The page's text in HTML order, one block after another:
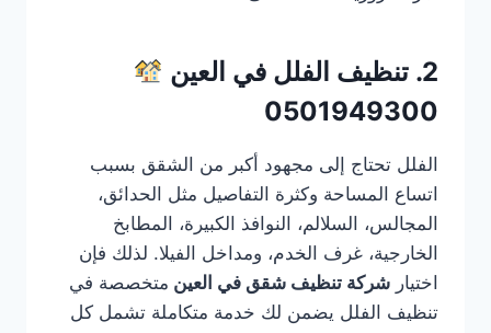
2. تنظيف الفلل في العين
0501949300
الفلل تحتاج إلى مجهود أكبر من الشقق بسبب
اتساع المساحة وكثرة التفاصيل مثل الحدائق،
المجالس، السلالم، النوافذ الكبيرة، المطابخ
الخارجية، غرف الخدم، ومداخل الفيلا. لذلك فإن
اختيار شركة تنظيف شقق في العين متخصصة في
تنظيف الفلل يضمن لك خدمة متكاملة تشمل كل